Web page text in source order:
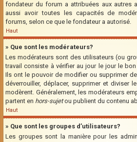
fondateur du forum a attribuées aux autres
aussi avoir toutes les capacités de
forums, selon ce que le fondateur a autorisé.
Haut
» Que sont les modérateurs?
Les modérateurs sont des utilisateurs (ou
travail consiste à vérifier au jour le jour le
Ils ont le pouvoir de modifier ou supprimer
déverrouiller, déplacer, supprimer et diviser
modèrent. Généralement, les modérateurs
partent en hors-sujetou publient du contenu
Haut
» Que sont les groupes d’utilisateurs?
Les groupes sont la manière pour les